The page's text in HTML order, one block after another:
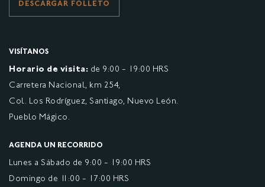
DESCARGAR FOLLETO
VISÍTANOS
Horario de visita: de 9:00 - 19:00 HRS
Carretera Nacional, km 254,
Col. Los Rodríguez, Santiago, Nuevo León.
Pueblo Mágico.
AGENDA UN RECORRIDO
Lunes a Sábado de 9:00 - 19:00 HRS
Domingo de 11:00 - 17:00 HRS